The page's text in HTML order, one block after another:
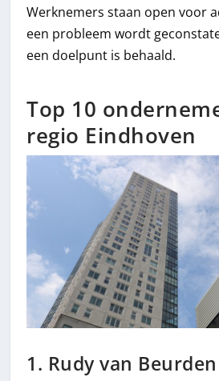
Werknemers staan open voor
een probleem wordt
een doelpunt is behaald.
Top 10
regio Eindhoven
1. Rudy van Beurden